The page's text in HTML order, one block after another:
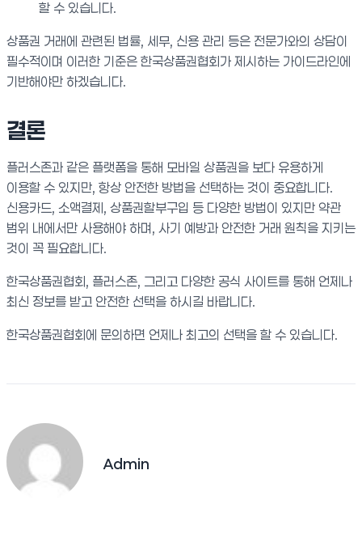
할 수 있습니다.
상품권 거래에 관련된 법률, 세무, 신용 관리 등은 전문가와의 상담이
필수적이며 이러한 기준은 한국상품권협회가 제시하는 가이드라인에
기반해야만 하겠습니다.
결론
플러스존과 같은 플랫폼을 통해 모바일 상품권을 보다 유용하게
이용할 수 있지만, 항상 안전한 방법을 선택하는 것이 중요합니다.
신용카드, 소액결제, 상품권할부구입 등 다양한 방법이 있지만 약관
범위 내에서만 사용해야 하며, 사기 예방과 안전한 거래 원칙을 지키는
것이 꼭 필요합니다.
한국상품권협회, 플러스존, 그리고 다양한 공식 사이트를 통해 언제나
최신 정보를 받고 안전한 선택을 하시길 바랍니다.
한국상품권협회에 문의하면 언제나 최고의 선택을 할 수 있습니다.
Admin